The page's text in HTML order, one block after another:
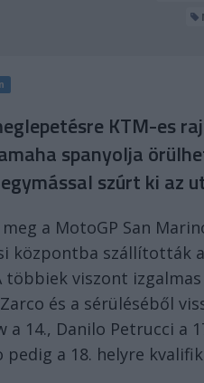
KTM-es
spanyolja
szúrt ki az
a MotoGP San
központba szállították
többiek viszont
és a sérüléséből
14., Danilo Petrucci a
a 18. helyre